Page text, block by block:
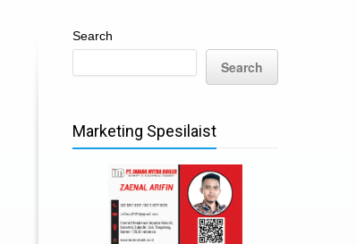
Search
Search
Marketing Spesilaist